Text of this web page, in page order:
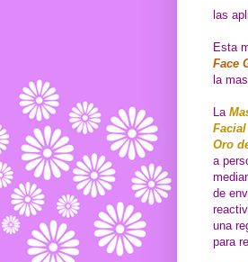
las
Esta
Face
la
La
Oro
a
de
una
para